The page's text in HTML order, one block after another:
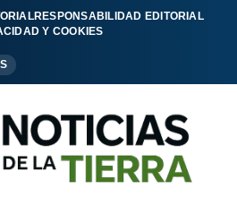
RESPONSABILIDAD EDITORIAL
Y COOKIES